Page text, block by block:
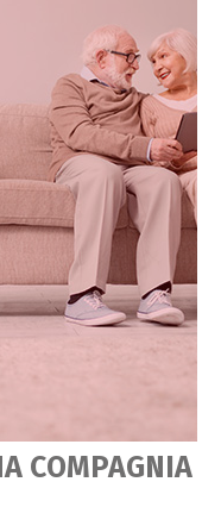
COMPAGNIA